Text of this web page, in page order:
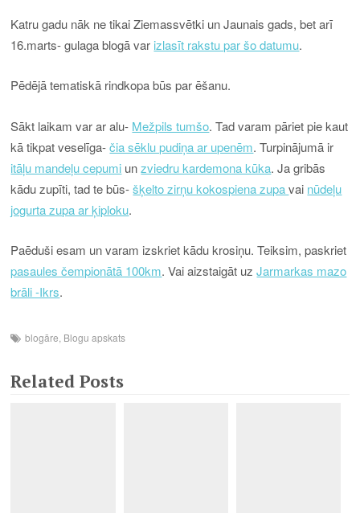
Katru gadu nāk ne tikai Ziemassvētki un Jaunais gads, bet arī
16.marts- gulaga blogā var izlasīt rakstu par šo datumu.
Pēdējā tematiskā rindkopa būs par ēšanu.
Sākt laikam var ar alu- Mežpils tumšo. Tad varam pāriet pie kaut
kā tikpat veselīga-čia sēklu pudiņa ar upenēm. Turpinājumā ir
itāļu mandeļu cepumi unzviedru kardemona kūka. Ja gribās
kādu zupīti, tad te būs-šķelto zirņu kokospiena zupavai nūdeļu
jogurta zupa ar ķiploku.
Paēduši esam un varam izskriet kādu krosiņu. Teiksim, paskriet
pasaules čempionātā 100km. Vai aizstaigāt uzJarmarkas mazo
brāli -Ikrs.
blogāre Blogu apskats
Related Posts